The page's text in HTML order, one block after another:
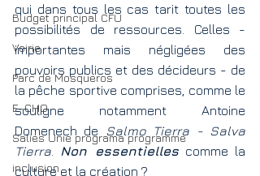
Budget principal CFU
Voirie
Parc de Mosqueros
E-CHO
Salies Unie programa programme
inclusion
qui dans tous les cas tarit toutes les
possibilités de ressources. Celles -
importantes mais négligées des
pouvoirs publics et des décideurs - de
la pêche sportive comprises, comme le
souligne notamment Antoine
Domenech de
Salmo Tierra - Salva
Tierra
Non essentielles comme la
culture et la création ?